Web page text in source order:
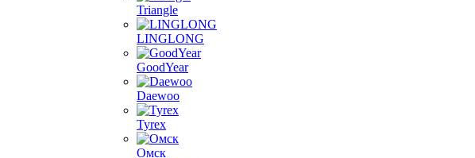
Triangle
LINGLONG
GoodYear
Daewoo
Tyrex
Омск